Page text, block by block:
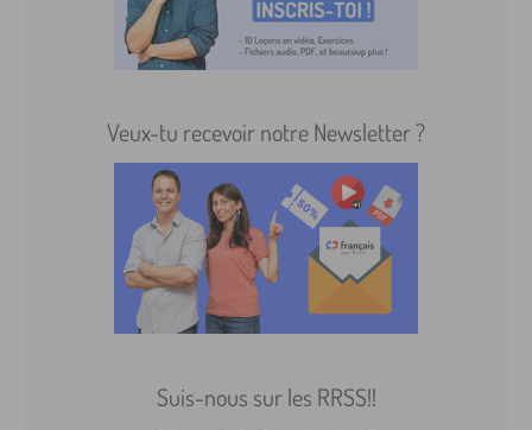
Veux-tu recevoir notre Newsletter ?
Suis-nous sur les RRSS!!